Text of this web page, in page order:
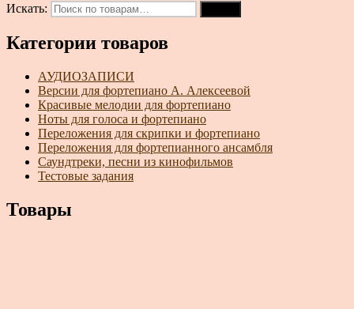
Искать:
Категории товаров
АУДИОЗАПИСИ
Версии для фортепиано А. Алексеевой
Красивые мелодии для фортепиано
Ноты для голоса и фортепиано
Переложения для скрипки и фортепиано
Переложения для фортепианного ансамбля
Саундтреки, песни из кинофильмов
Тестовые задания
Товары